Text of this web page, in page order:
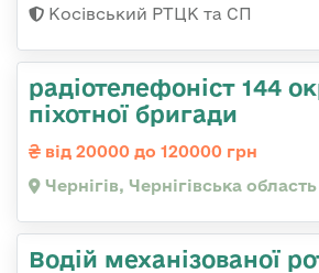
Косівський РТЦК та СП
радіотелефоніст 144
піхотної бригади
від 20000 до 120000 грн
Чернігів, Чернігівська область
Водій механізованої